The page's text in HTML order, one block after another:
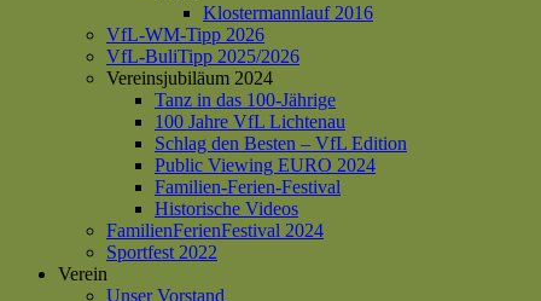
Klostermannlauf 2016
VfL-WM-Tipp 2026
VfL-BuliTipp 2025/2026
Vereinsjubiläum 2024
Tanz in das 100-Jährige
100 Jahre VfL Lichtenau
Schlag den Besten – VfL Edition
Public Viewing EURO 2024
Familien-Ferien-Festival
Historische Videos
FamilienFerienFestival 2024
Sportfest 2022
Verein
Unser Vorstand